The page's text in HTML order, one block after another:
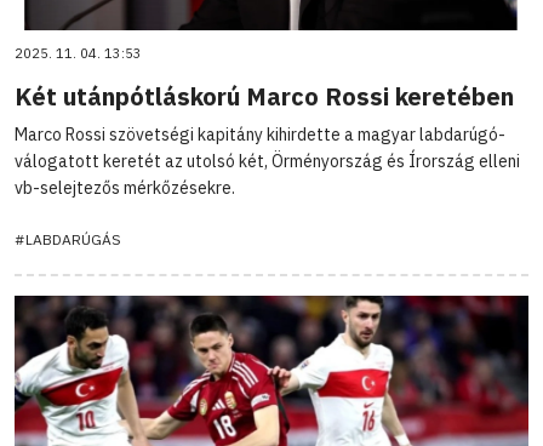
2025. 11. 04. 13:53
Két utánpótláskorú Marco Rossi keretében
Marco Rossi szövetségi kapitány kihirdette a magyar labdarúgó-
válogatott keretét az utolsó két, Örményország és Írország elleni
vb-selejtezős mérkőzésekre.
#LABDARÚGÁS